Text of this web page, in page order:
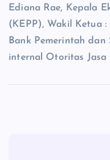
Ediana Rae, Kepala
(KEPP), Wakil Ketua
Bank Pemerintah
internal Otoritas Jasa